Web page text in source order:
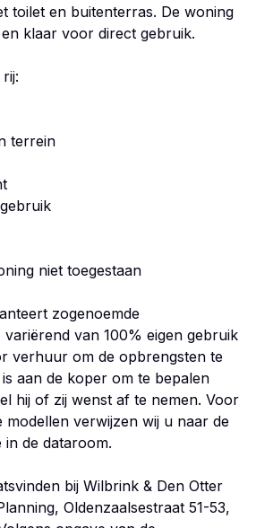
toilet en buitenterras. De woning
klaar voor direct gebruik.
terrein
niet toegestaan
zogenoemde
variërend van 100% eigen gebruik
verhuur om de opbrengsten te
aan de koper om te bepalen
hij of zij wenst af te nemen. Voor
modellen verwijzen wij u naar de
de dataroom.
bij Wilbrink & Den Otter
Oldenzaalsestraat 51-53,